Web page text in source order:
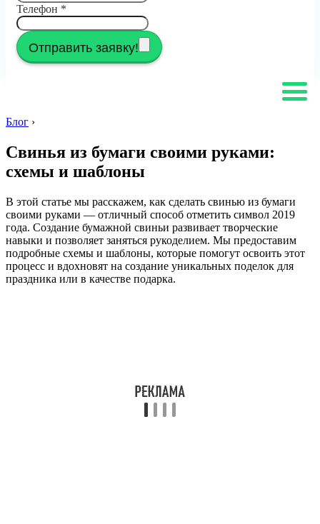
Телефон *
Отправить заявку!
Блог ›
Свинья из бумаги своими руками:
схемы и шаблоны
В этой статье мы расскажем, как сделать свинью из бумаги
своими руками — отличный способ отметить символ 2019
года. Создание бумажной свиньи развивает творческие
навыки и позволяет заняться рукоделием. Мы предоставим
подробные схемы и шаблоны, которые помогут освоить этот
процесс и вдохновят на создание уникальных поделок для
праздника или в качестве подарка.